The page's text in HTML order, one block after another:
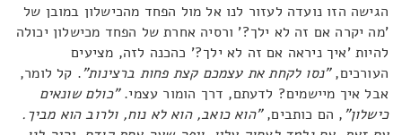
הגישה הזו נועדה לעזור לנו אל מול הפחד מהכישלון במובן של
'מה יקרה אם זה לא ילך?' ורסיה אחרת של הפחד מכישלון יכולה
להיות 'איך ניראה אם זה לא ילך?' כהכנה לזה, מציעים
העורכים,"נסו לקחת את עצמכם קצת פחות ברצינות". קל לומר,
אבל איך מיישמים? לדעתם, דרך הומור עצמי."כולם שונאים
כישלון", הם כותבים,"הוא כואב, הוא לא נוח, ולרוב הוא מביך.